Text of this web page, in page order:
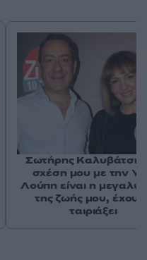
Σωτήρης
σχέση μου με την
Λούπη είναι η
της ζωής μου,
ταιριάξει